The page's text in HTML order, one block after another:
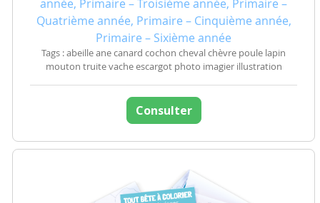
année, Primaire – Troisième année, Primaire –
Quatrième année, Primaire – Cinquième année,
Primaire – Sixième année
Tags : abeille ane canard cochon cheval chèvre poule lapin
mouton truite vache escargot photo imagier illustration
Consulter